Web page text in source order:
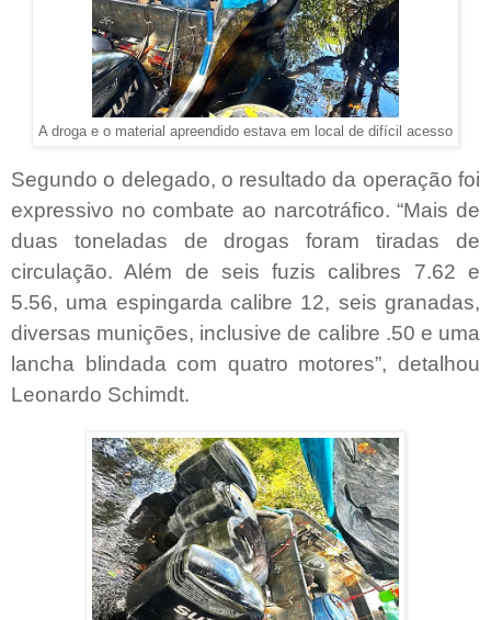
A droga e o material apreendido estava em local de difícil acesso
Segundo o delegado, o resultado da operação foi
expressivo no combate ao narcotráfico. “Mais de
duas toneladas de drogas foram tiradas de
circulação. Além de seis fuzis calibres 7.62 e
5.56, uma espingarda calibre 12, seis granadas,
diversas munições, inclusive de calibre .50 e uma
lancha blindada com quatro motores”, detalhou
Leonardo Schimdt.